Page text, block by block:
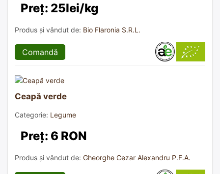
Preț: 25lei/kg
Produs și vândut de: Bio Flaronia S.R.L.
Comandă
Ceapă verde
Categorie: Legume
Preț: 6 RON
Produs și vândut de: Gheorghe Cezar Alexandru P.F.A.